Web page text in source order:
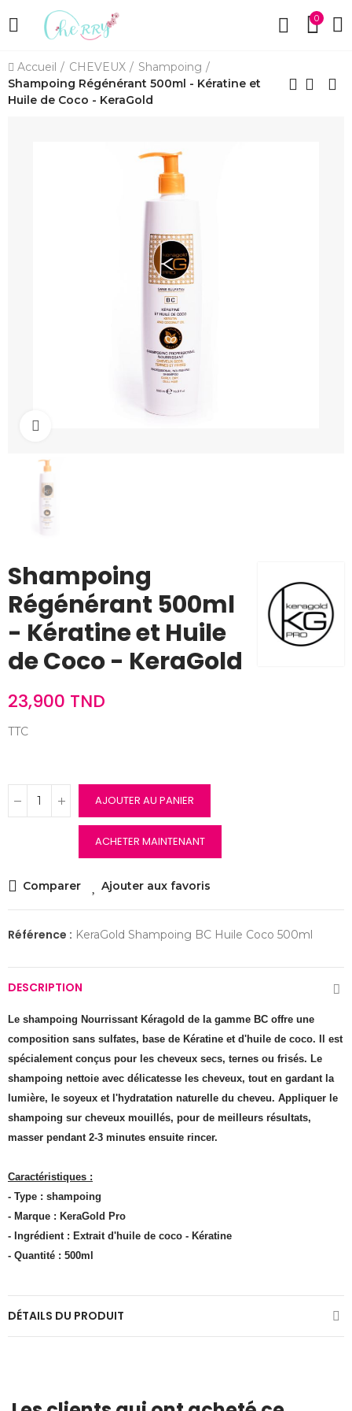
0
Accueil CHEVEUX
Shampoing
Shampoing Régénérant 500ml - Kératine et
Huile de Coco - KeraGold
Shampoing
Régénérant 500ml
- Kératine et Huile
de Coco - KeraGold
23,900 TND
TTC
AJOUTER AU PANIER
ACHETER MAINTENANT
Comparer Ajouter aux favoris
Référence : KeraGold Shampoing BC Huile Coco 500ml
DESCRIPTION
Le shampoing Nourrissant Kéragold de la gamme BC offre une
composition sans sulfates, base de Kératine et d'huile de coco. Il est
spécialement conçus pour les cheveux secs, ternes ou frisés. Le
shampoing nettoie avec délicatesse les cheveux, tout en gardant la
lumière, le soyeux et l'hydratation naturelle du cheveu. Appliquer le
shampoing sur cheveux mouillés, pour de meilleurs résultats,
masser pendant 2-3 minutes ensuite rincer.
Caractéristiques :
- Type : shampoing
- Marque : KeraGold Pro
- Ingrédient : Extrait d'huile de coco - Kératine
- Quantité : 500ml
DÉTAILS DU PRODUIT